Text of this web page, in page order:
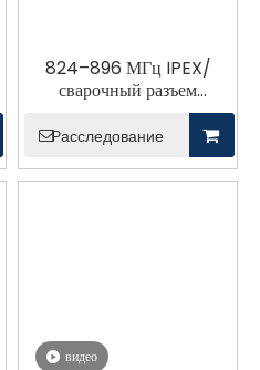
824–896 МГц IPEX/
сварочный разъем
Расследование
видео